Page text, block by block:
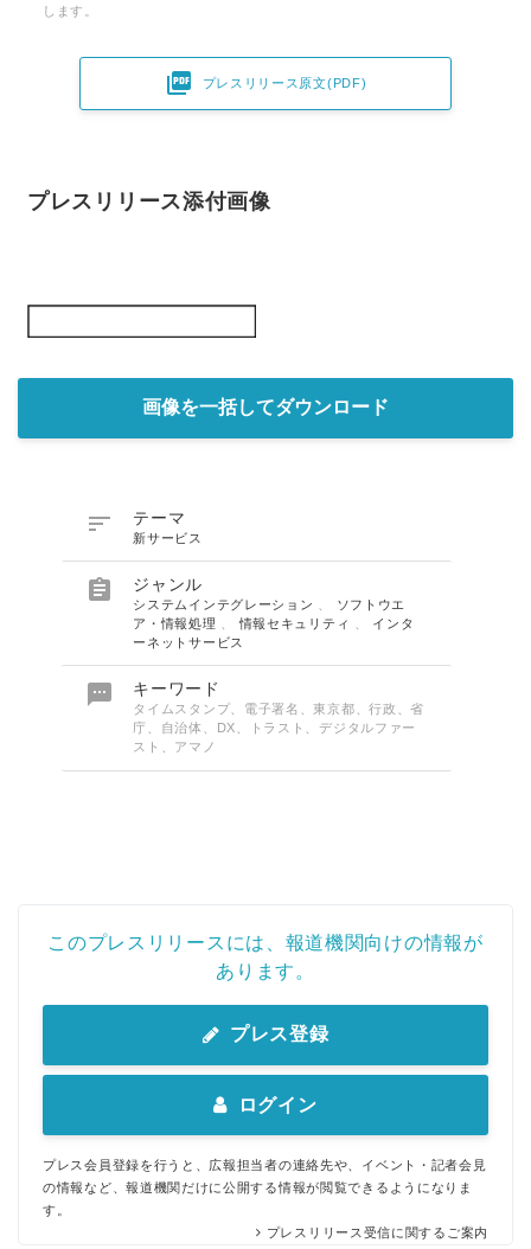
します。
 プレスリリース原文(PDF)
プレスリリース添付画像
画像を一括してダウンロード
 テーマ
新サービス
 ジャンル
システムインテグレーション
ソフトウエ
ア・情報処理
、情報セキュリティ
インタ
ーネットサービス
 キーワード
タイムスタンプ、電子署名、東京都、行政、省
庁、自治体、DX、トラスト、デジタルファー
スト、アマノ
このプレスリリースには、報道機関向けの情報が
あります。
プレス登録
ログイン
プレス会員登録を行うと、広報担当者の連絡先や、イベント・記者会見
の情報など、報道機関だけに公開する情報が閲覧できるようになりま
す。
プレスリリース受信に関するご案内